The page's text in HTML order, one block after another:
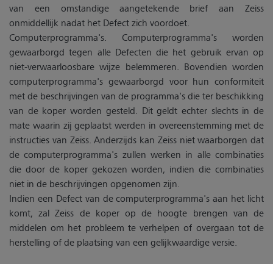
van een omstandige aangetekende brief aan Zeiss
onmiddellijk nadat het Defect zich voordoet.
Computerprogramma's. Computerprogramma's worden
gewaarborgd tegen alle Defecten die het gebruik ervan op
niet-verwaarloosbare wijze belemmeren. Bovendien worden
computerprogramma's gewaarborgd voor hun conformiteit
met de beschrijvingen van de programma's die ter beschikking
van de koper worden gesteld. Dit geldt echter slechts in de
mate waarin zij geplaatst werden in overeenstemming met de
instructies van Zeiss. Anderzijds kan Zeiss niet waarborgen dat
de computerprogramma's zullen werken in alle combinaties
die door de koper gekozen worden, indien die combinaties
niet in de beschrijvingen opgenomen zijn.
Indien een Defect van de computerprogramma's aan het licht
komt, zal Zeiss de koper op de hoogte brengen van de
middelen om het probleem te verhelpen of overgaan tot de
herstelling of de plaatsing van een gelijkwaardige versie.